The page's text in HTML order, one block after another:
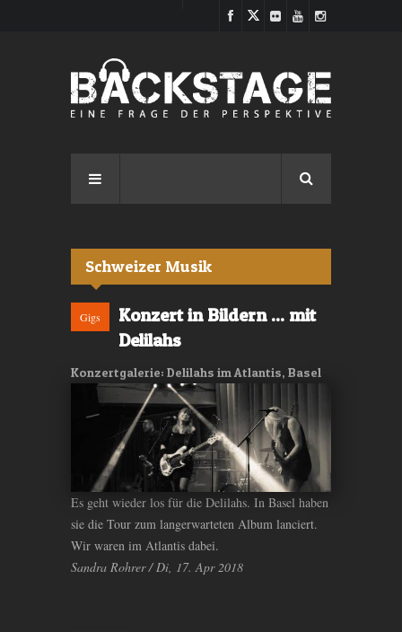
Schweizer Musik
Gigs
Konzert in Bildern ... mit
Delilahs
Konzertgalerie: Delilahs im Atlantis, Basel
Es geht wieder los für die Delilahs. In Basel haben
sie die Tour zum langerwarteten Album lanciert.
Wir waren im Atlantis dabei.
Sandra Rohrer / Di, 17. Apr 2018